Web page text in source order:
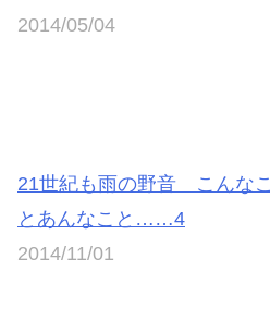
2014/05/04
21世紀も雨の野音 こんなこ
とあんなこと……4
2014/11/01